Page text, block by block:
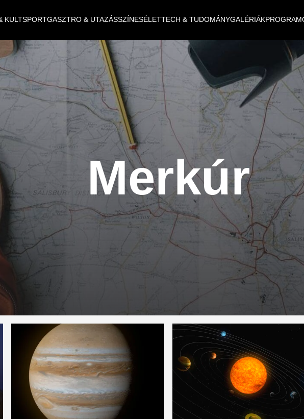
KULTSPORTGASZTRO & UTAZÁSSZÍNESÉLETTECH & TUDOMÁNYGALÉRIÁK
Merkúr